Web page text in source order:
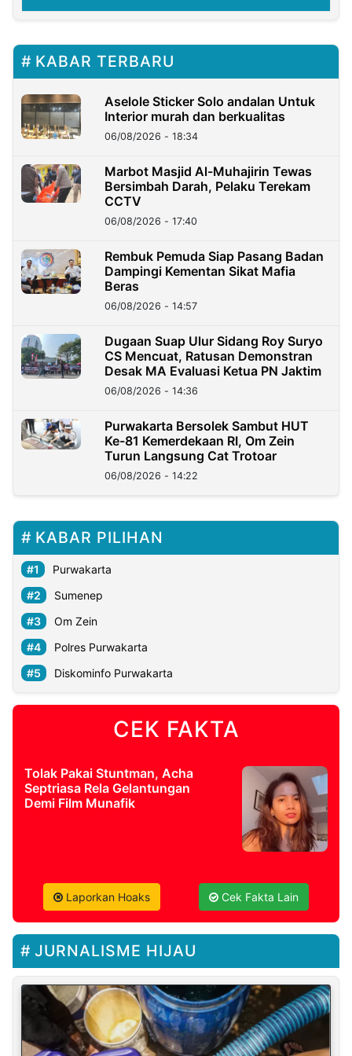
KABAR TERBARU
Aselole Sticker Solo andalan Untuk
Interior murah dan berkualitas
06/08/2026 - 18:34
Marbot Masjid Al-Muhajirin Tewas
Bersimbah Darah, Pelaku Terekam
CCTV
06/08/2026 - 17:40
Rembuk Pemuda Siap Pasang Badan
Dampingi Kementan Sikat Mafia
Beras
06/08/2026 - 14:57
Dugaan Suap Ulur Sidang Roy Suryo
CS Mencuat, Ratusan Demonstran
Desak MA Evaluasi Ketua PN Jaktim
06/08/2026 - 14:36
Purwakarta Bersolek Sambut HUT
Ke-81 Kemerdekaan RI, Om Zein
Turun Langsung Cat Trotoar
06/08/2026 - 14:22
KABAR PILIHAN
Purwakarta
Sumenep
Om Zein
Polres Purwakarta
Diskominfo Purwakarta
CEK FAKTA
Tolak Pakai Stuntman, Acha
Septriasa Rela Gelantungan
Demi Film Munafik
Laporkan Hoaks Cek Fakta Lain
JURNALISME HIJAU